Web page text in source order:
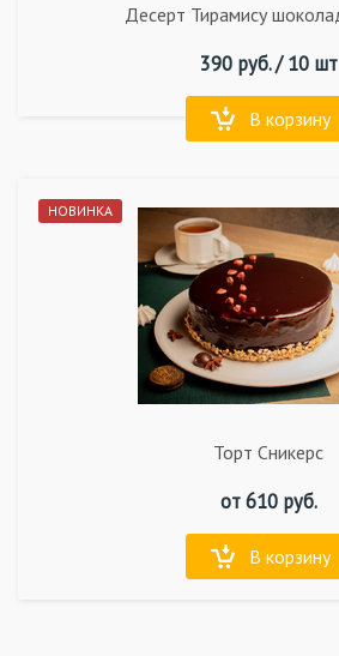
Десерт Тирамису
390руб. /10 шт
В корзину
НОВИНКА
Торт Сникерс
от610руб.
В корзину